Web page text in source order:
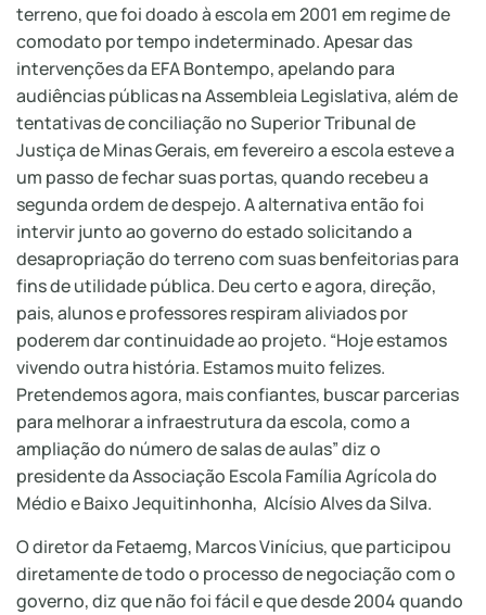
terreno, que foi doado à escola em 2001 em regime de
comodato por tempo indeterminado. Apesar das
intervenções da EFA Bontempo, apelando para
audiências públicas na Assembleia Legislativa, além de
tentativas de conciliação no Superior Tribunal de
Justiça de Minas Gerais, em fevereiro a escola esteve a
um passo de fechar suas portas, quando recebeu a
segunda ordem de despejo. A alternativa então foi
intervir junto ao governo do estado solicitando a
desapropriação do terreno com suas benfeitorias para
fins de utilidade pública. Deu certo e agora, direção,
pais, alunos e professores respiram aliviados por
poderem dar continuidade ao projeto. “Hoje estamos
vivendo outra história. Estamos muito felizes.
Pretendemos agora, mais confiantes, buscar parcerias
para melhorar a infraestrutura da escola, como a
ampliação do número de salas de aulas” diz o
presidente da Associação Escola Família Agrícola do
Médio e Baixo Jequitinhonha, Alcísio Alves da Silva.
O diretor da Fetaemg, Marcos Vinícius, que participou
diretamente de todo o processo de negociação com o
governo, diz que não foi fácil e que desde 2004 quando